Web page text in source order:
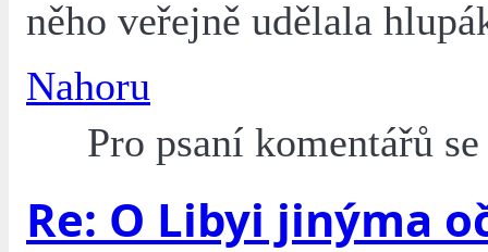
něho veřejně udělala
Nahoru
Pro psaní komentářů
Re: O Libyi jinýma